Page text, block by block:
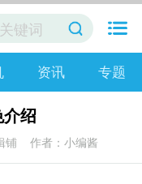
资讯 专题
绍
铺 作者：小编酱